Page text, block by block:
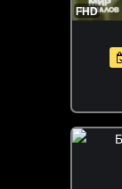
FHD